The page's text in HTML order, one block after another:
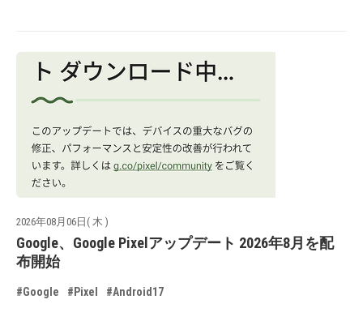
2026年08月06日( 木 )
Google、Google Pixelアップデート 2026年8月を配
布開始
#Google #Pixel #Android17